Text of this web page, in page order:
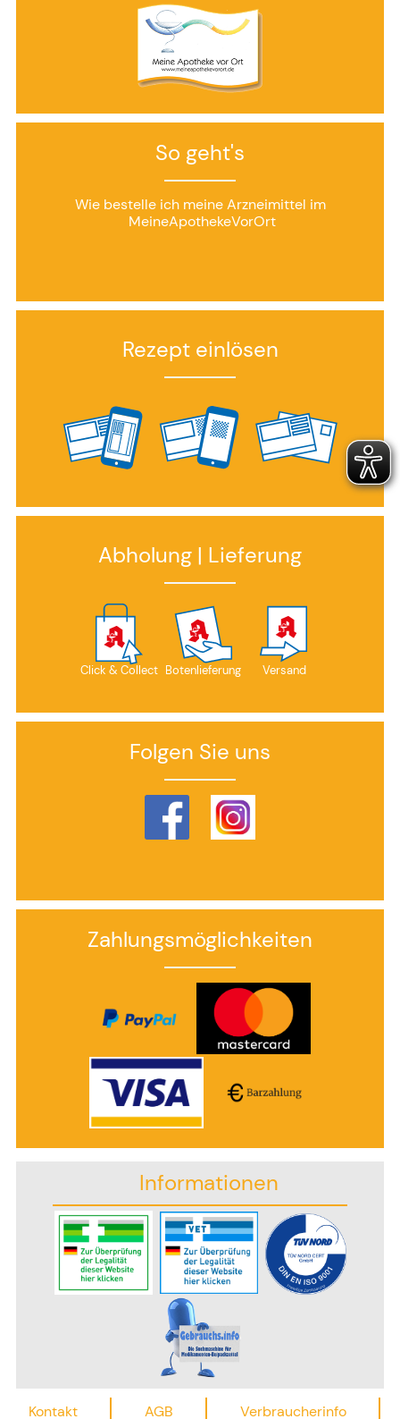
So geht's
Wie bestelle ich meine Arzneimittel im
MeineApothekeVorOrt
Rezept einlösen
Abholung | Lieferung
Click & Collect Botenlieferung Versand
Folgen Sie uns
Zahlungsmöglichkeiten
Informationen
Kontakt AGB Verbraucherinfo